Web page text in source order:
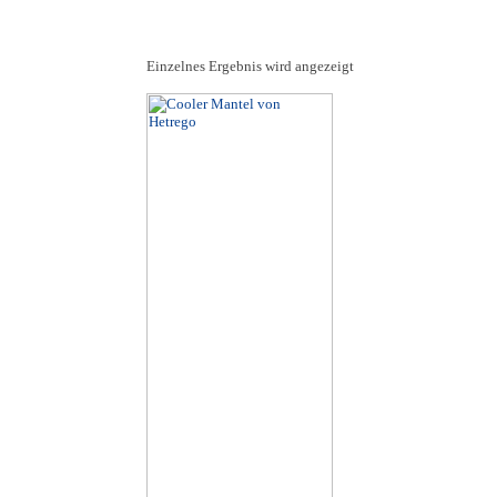
Einzelnes Ergebnis wird angezeigt